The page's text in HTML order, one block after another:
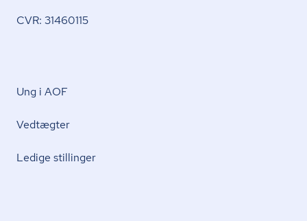
CVR: 31460115
Ung i AOF
Vedtægter
Ledige stillinger